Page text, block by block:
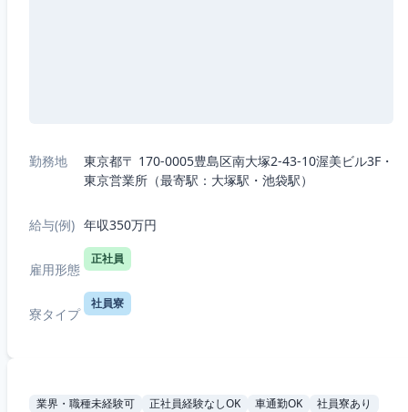
勤務地
東京都〒 170-0005豊島区南大塚2-43-10渥美ビル3F・
東京営業所（最寄駅：大塚駅・池袋駅）
給与(例) 年収350万円
雇用形態
正社員
寮タイプ
社員寮
業界・職種未経験可 正社員経験なしOK 車通勤OK 社員寮あり